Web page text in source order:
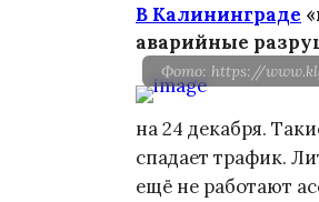
В Калининграде
аварийные
Фото: https://
на 24 декабря.
спадает трафик.
ещё не работают